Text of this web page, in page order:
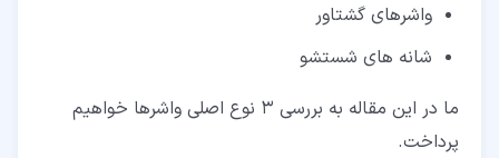
واشرهای گشتاور
شانه های شستشو
ما در این مقاله به بررسی 3 نوع اصلی واشرها خواهیم
پرداخت.